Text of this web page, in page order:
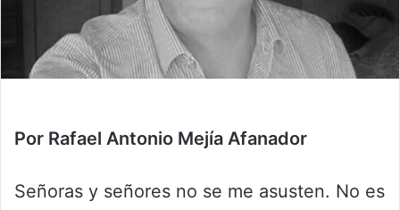
Por Rafael Antonio Mejía Afanador
Señoras y señores no se me asusten. No es